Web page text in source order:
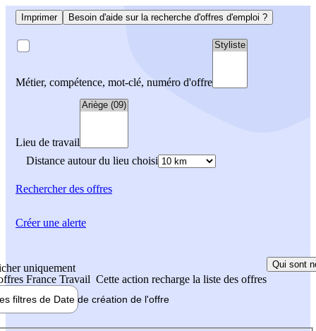
Imprimer Besoin d'aide sur la recherche d'offres d'emploi ?
Métier, compétence, mot-clé, numéro d'offre
Lieu de travail
Distance autour du lieu choisi
Rechercherdes offres
uniquement
France Travail Cette action recharge la liste des offres
Qui sont
filtres de Date de création de l'offre
Créer une alerte